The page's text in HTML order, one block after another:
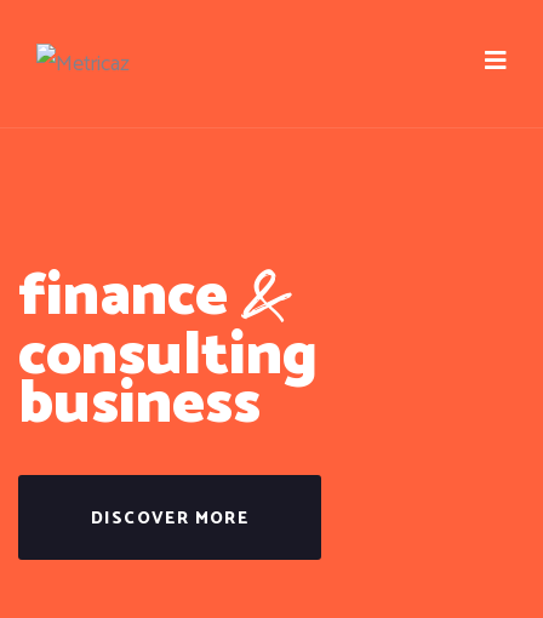
finance&
consulting
business
DISCOVER MORE